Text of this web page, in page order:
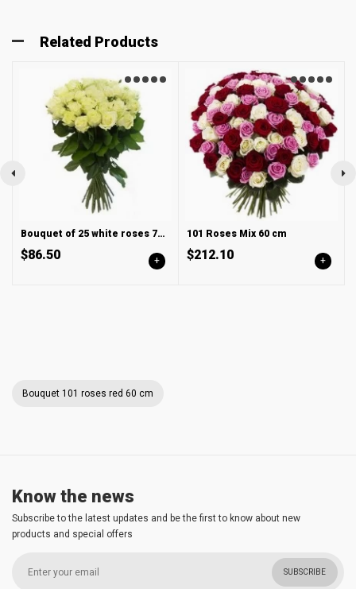
Related Products
Bouquet of 25 white roses 70 cm
$86.50 +
101 Roses Mix 60 cm
$212.10 +
Bouquet 101 roses red 60 cm
Know the news
Subscribe to the latest updates and be the first to know about new
products and special offers
SUBSCRIBE